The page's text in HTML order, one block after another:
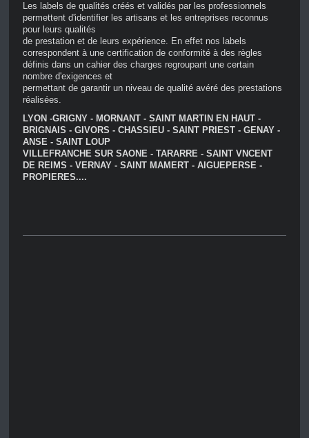
Les labels de qualités créés et validés par les professionnels
permettent d'identifier les artisans et les entreprises reconnus
pour leurs qualités
de prestation et de leurs expérience. En effet nos labels
correspondent à une certification de conformité à des règles
définis dans un cahier des charges regroupant une certain
nombre d'exigences et
permettant de garantir un niveau de qualité avéré des prestations
réalisées.
LYON -GRIGNY - MORNANT - SAINT MARTIN EN HAUT -
BRIGNAIS - GIVORS - CHASSIEU - SAINT PRIEST - GENAY -
ANSE - SAINT LOUP
VILLEFRANCHE SUR SAONE - TARARRE - SAINT VNCENT
DE REIMS - VERNAY - SAINT MAMERT - AIGUEPERSE -
PROPIERES....